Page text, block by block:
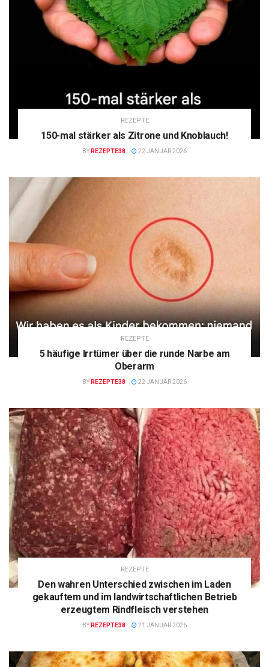
REZEPTE
150-mal stärker als Zitrone und Knoblauch!
BY REZEPTE38 22 JANUAR 2026
REZEPTE
5 häufige Irrtümer über die runde Narbe am
Oberarm
BY REZEPTE38 22 JANUAR 2026
REZEPTE
Den wahren Unterschied zwischen im Laden
gekauftem und im landwirtschaftlichen Betrieb
erzeugtem Rindfleisch verstehen
BY REZEPTE38 21 JANUAR 2026